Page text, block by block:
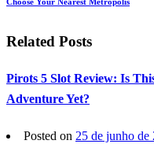
Related Posts
Pirots 5 Slot Review: Is
Adventure Yet?
Posted on 25 de junho de